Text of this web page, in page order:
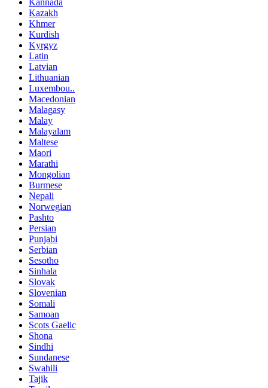
Kazakh
Khmer
Kurdish
Kyrgyz
Latin
Latvian
Lithuanian
Luxembou..
Macedonian
Malagasy
Malay
Malayalam
Maltese
Maori
Marathi
Mongolian
Burmese
Nepali
Norwegian
Pashto
Persian
Punjabi
Serbian
Sesotho
Sinhala
Slovak
Slovenian
Somali
Samoan
Scots Gaelic
Shona
Sindhi
Sundanese
Swahili
Tajik